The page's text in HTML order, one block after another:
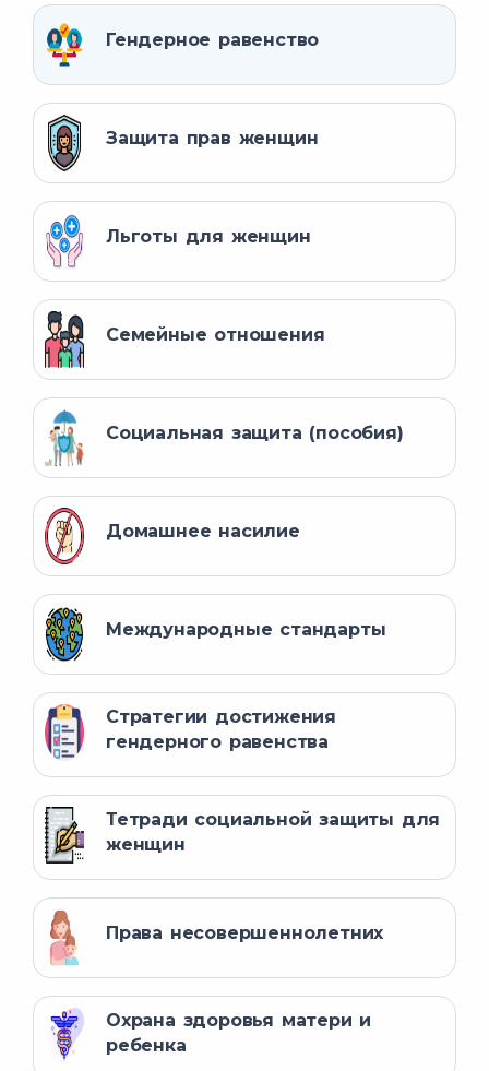
Гендерное равенство
Защита прав женщин
Льготы для женщин
Семейные отношения
Социальная защита (пособия)
Домашнее насилие
Международные стандарты
Стратегии достижения
гендерного равенства
Тетради социальной защиты для
женщин
Права несовершеннолетних
Охрана здоровья матери и
ребенка